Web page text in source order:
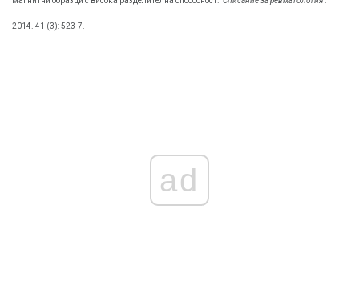
2014. 41 (3): 523-7.
ad